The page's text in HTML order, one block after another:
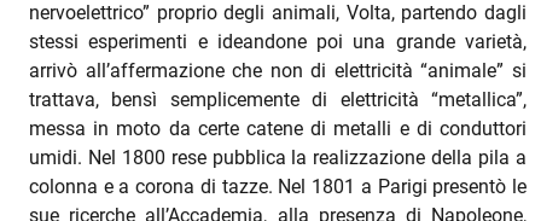
nervoelettrico” proprio degli animali, Volta, partendo dagli
stessi esperimenti e ideandone poi una grande varietà,
arrivò all’affermazione che non di elettricità “animale” si
trattava, bensì semplicemente di elettricità “metallica”,
messa in moto da certe catene di metalli e di conduttori
umidi. Nel 1800 rese pubblica la realizzazione della pila a
colonna e a corona di tazze. Nel 1801 a Parigi presentò le
sue ricerche all’Accademia, alla presenza di Napoleone,